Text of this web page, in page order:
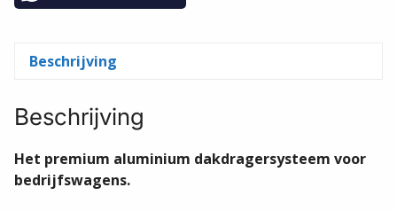
Beschrijving
Beschrijving
Het premium aluminium dakdragersysteem voor
bedrijfswagens.